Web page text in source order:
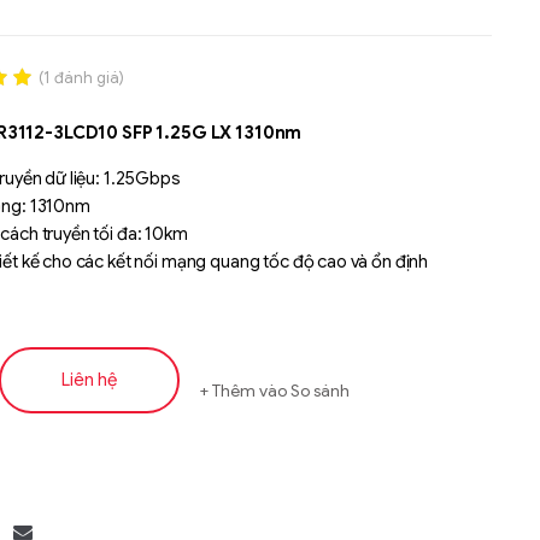
(1 đánh giá)
3LCD10 SFP 1.25G LX 1310nm
dữ liệu: 1.25Gbps
1310nm
truyền tối đa: 10km
kế cho các kết nối mạng quang tốc độ cao và ổn định
Liên hệ Thêm vào So sánh